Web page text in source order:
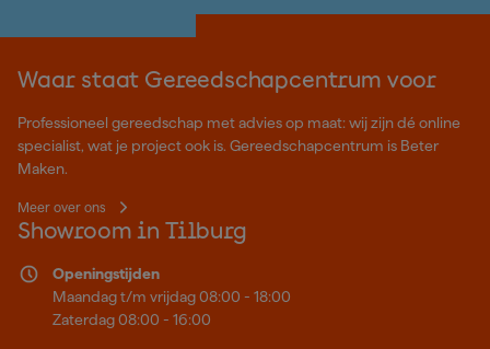
Waar staat Gereedschapcentrum voor
Professioneel gereedschap met advies op maat: wij zijn dé online
specialist, wat je project ook is. Gereedschapcentrum is Beter
Maken.
Meer over ons
Showroom in Tilburg
Openingstijden
Maandag t/m vrijdag 08:00 - 18:00
Zaterdag 08:00 - 16:00